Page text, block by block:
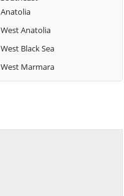
Anatolia
West Anatolia
West Black Sea
West Marmara